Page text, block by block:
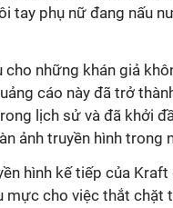
tay phụ nữ đang nấu
những khán giả
cáo này đã trở
lịch sử và đã khởi
ảnh truyền hình trong
hình kế tiếp của
mực cho việc thắt chặt